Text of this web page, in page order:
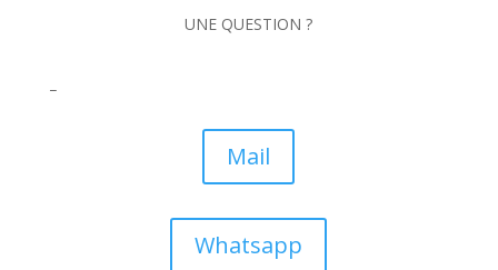
UNE QUESTION ?
Mail
Whatsapp